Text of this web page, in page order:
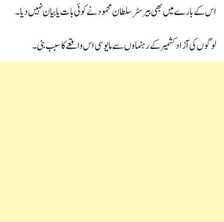
اس کے بارے میں بھی بیرسٹر سلطان محمود نے کوئی بات یا بیان نہیں دیا ۔
لوگوں کی آزادکشمیر کے رہنماوں سے مایوسی اس واقعے کا سبب بنی۔